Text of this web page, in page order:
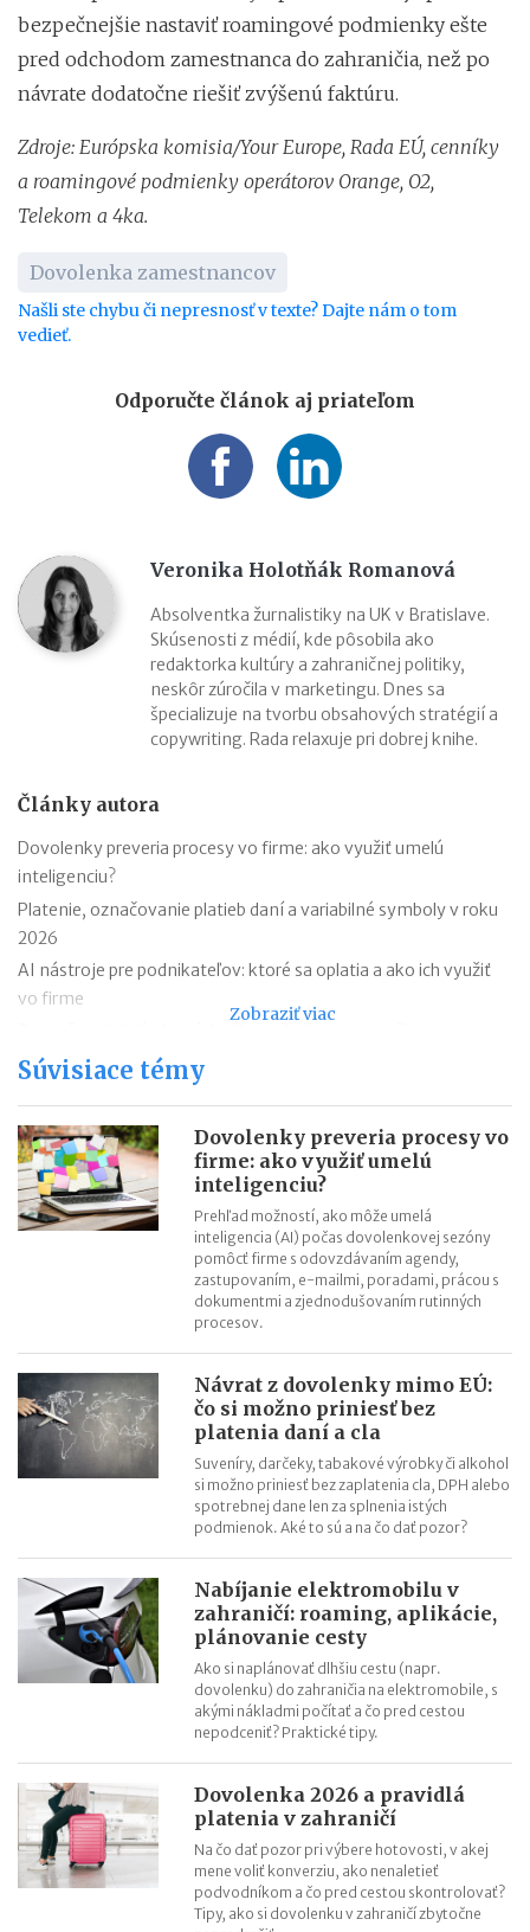
bezpečnejšie nastaviť roamingové podmienky ešte
pred odchodom zamestnanca do zahraničia, než po
návrate dodatočne riešiť zvýšenú faktúru.
Zdroje: Európska komisia/Your Europe, Rada EÚ, cenníky
a roamingové podmienky operátorov Orange, O2,
Telekom a 4ka.
Dovolenka zamestnancov
Našli ste chybu či nepresnosť v texte? Dajte nám o tom
vedieť.
Odporučte článok aj priateľom
Veronika Holotňák Romanová
Absolventka žurnalistiky na UK v Bratislave.
Skúsenosti z médií, kde pôsobila ako
redaktorka kultúry a zahraničnej politiky,
neskôr zúročila v marketingu. Dnes sa
špecializuje na tvorbu obsahových stratégií a
copywriting. Rada relaxuje pri dobrej knihe.
Články autora
Dovolenky preveria procesy vo firme: ako využiť umelú
inteligenciu?
Platenie, označovanie platieb daní a variabilné symboly v roku
2026
AI nástroje pre podnikateľov: ktoré sa oplatia a ako ich využiť
vo firme
organizátori?
Zoznam remeselných živností v roku 2026
Zoznam viazaných živností v roku 2026
Zoznam voľných živností v roku 2026
Zobraziť viac
Súvisiace témy
Dovolenky preveria procesy vo
firme: ako využiť umelú
inteligenciu?
Prehľad možností, ako môže umelá
inteligencia (AI) počas dovolenkovej sezóny
pomôcť firme s odovzdávaním agendy,
zastupovaním, e-mailmi, poradami, prácou s
dokumentmi a zjednodušovaním rutinných
procesov.
Návrat z dovolenky mimo EÚ:
čo si možno priniesť bez
platenia daní a cla
Suveníry, darčeky, tabakové výrobky či alkohol
si možno priniesť bez zaplatenia cla, DPH alebo
spotrebnej dane len za splnenia istých
podmienok. Aké to sú a na čo dať pozor?
Nabíjanie elektromobilu v
zahraničí: roaming, aplikácie,
plánovanie cesty
Ako si naplánovať dlhšiu cestu (napr.
dovolenku) do zahraničia na elektromobile, s
akými nákladmi počítať a čo pred cestou
nepodceniť? Praktické tipy.
Dovolenka 2026 a pravidlá
platenia v zahraničí
Na čo dať pozor pri výbere hotovosti, v akej
mene voliť konverziu, ako nenaletieť
podvodníkom a čo pred cestou skontrolovať?
Tipy, ako si dovolenku v zahraničí zbytočne